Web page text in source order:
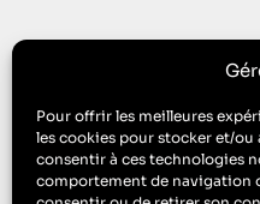
Pour offrir les meilleures
les cookies pour stocker et/
consentir à ces technologies
comportement de navigation
ECM est aussi un